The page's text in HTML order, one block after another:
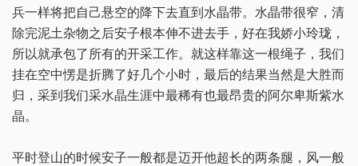
兵一样将把自己悬空的降下去直到水晶带。水晶带很窄，清
除完泥土杂物之后安子根本伸不进去手，好在我娇小玲珑，
所以就承包了所有的开采工作。就这样靠这一根绳子，我们
挂在空中愣是折腾了好几个小时，最后的结果当然是大胜而
归，采到我们采水晶生涯中最稀有也最昂贵的阿尔卑斯紫水
晶。
平时登山的时候安子一般都是迈开他超长的两条腿，风一般